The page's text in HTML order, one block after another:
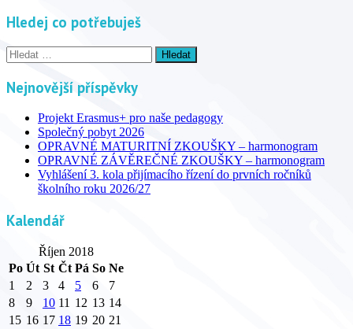
Hledej co potřebuješ
Vyhledávání
Nejnovější příspěvky
Projekt Erasmus+ pro naše pedagogy
Společný pobyt 2026
OPRAVNÉ MATURITNÍ ZKOUŠKY – harmonogram
OPRAVNÉ ZÁVĚREČNÉ ZKOUŠKY – harmonogram
Vyhlášení 3. kola přijímacího řízení do prvních ročníků
školního roku 2026/27
Kalendář
Říjen 2018
Po Út St Čt Pá So Ne
1
2 3 4 5 6
7
8
9 10 11 12 13 14
15 16 17 18 19 20 21